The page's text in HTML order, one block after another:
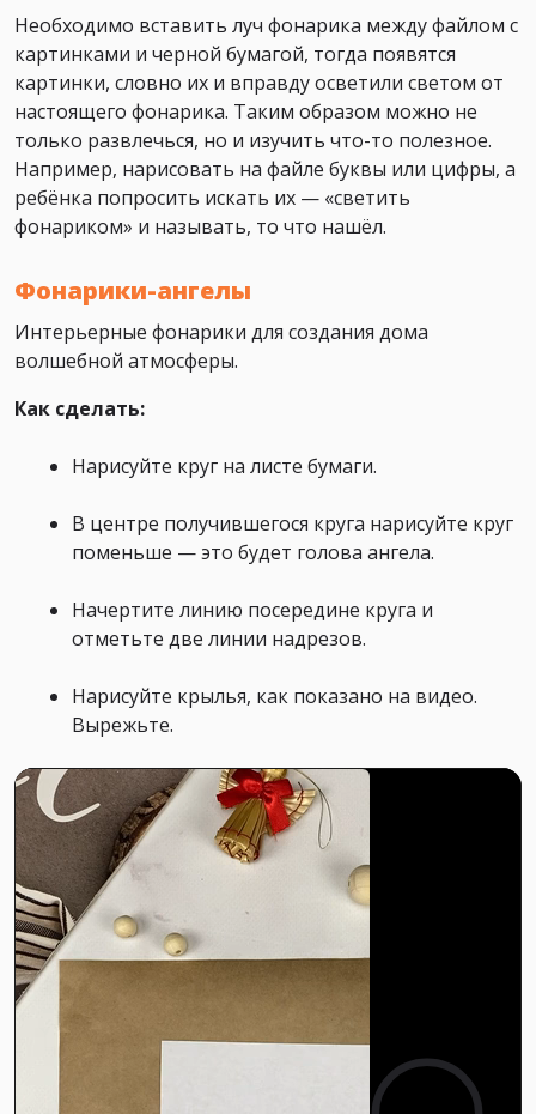
Необходимо вставить луч фонарика между файлом с
картинками и черной бумагой, тогда появятся
картинки, словно их и вправду осветили светом от
настоящего фонарика. Таким образом можно не
только развлечься, но и изучить что-то полезное.
Например, нарисовать на файле буквы или цифры, а
ребёнка попросить искать их — «светить
фонариком» и называть, то что нашёл.
Фонарики-ангелы
Интерьерные фонарики для создания дома
волшебной атмосферы.
Как сделать:
Нарисуйте круг на листе бумаги.
В центре получившегося круга нарисуйте круг
поменьше — это будет голова ангела.
Начертите линию посередине круга и
отметьте две линии надрезов.
Нарисуйте крылья, как показано на видео.
Вырежьте.